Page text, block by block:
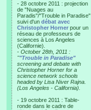
- 28 octobre 2011 : projection
de "Nuages au
Paradis"/"Trouble in Paradise"
suivi d'un débat avec
Christopher Horner pour un
réseau de professeurs de
sciences à Los Angeles
(Californie).
- October 28th, 2011 :
""Trouble in Paradise"
screening and debate with
Christopher Horner for a
science network schools
headed by Lisa Niver Rajna.
(Los Angeles - California).
- 19 octobre 2011 : Table-
ronde dans le cadre de